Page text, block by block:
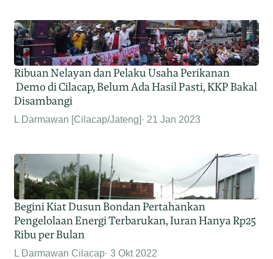
Ribuan Nelayan dan Pelaku Usaha Perikanan
Demo di Cilacap, Belum Ada Hasil Pasti, KKP Bakal
Disambangi
L Darmawan [Cilacap/Jateng] 21 Jan 2023
Begini Kiat Dusun Bondan Pertahankan
Pengelolaan Energi Terbarukan, Iuran Hanya Rp25
Ribu per Bulan
L Darmawan Cilacap 3 Okt 2022